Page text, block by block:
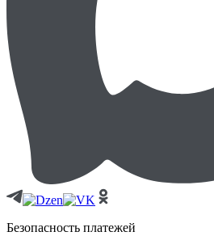
Безопасность платежей